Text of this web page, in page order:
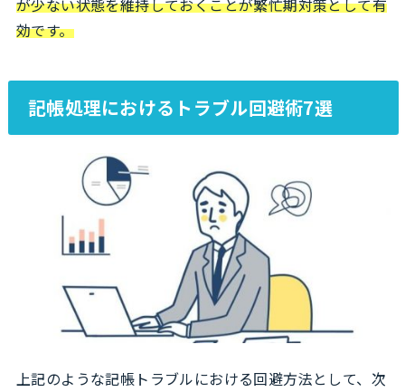
効です。
記帳処理におけるトラブル回避術7選
上記のような記帳トラブルにおける回避方法として、次